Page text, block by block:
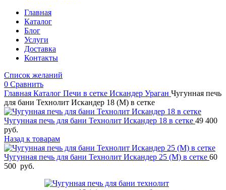
Главная
Каталог
Блог
Услуги
Доставка
Контакты
Список желаний
0 Сравнить
Главная Каталог Печи в сетке Искандер Ураган Чугунная печь
для бани Технолит Искандер 18 (М) в сетке
Чугунная печь для бани Технолит Искандер 18 в сетке 49 400
руб.
Назад к товарам
Чугунная печь для бани Технолит Искандер 25 (М) в сетке 60
500 руб.